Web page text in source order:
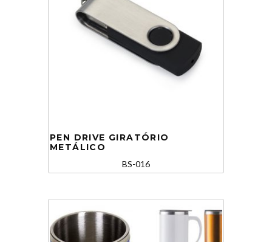
PEN DRIVE GIRATÓRIO
METÁLICO
BS-016